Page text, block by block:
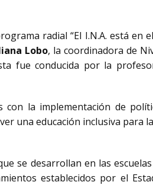
radial “El I.N.A. está en
Lobo, la coordinadora de
fue conducida por la
la implementación de
una educación inclusiva
se desarrollan en las
establecidos por el